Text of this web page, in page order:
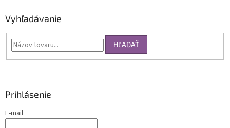
Vyhľadávanie
HĽADAŤ
Prihlásenie
E-mail